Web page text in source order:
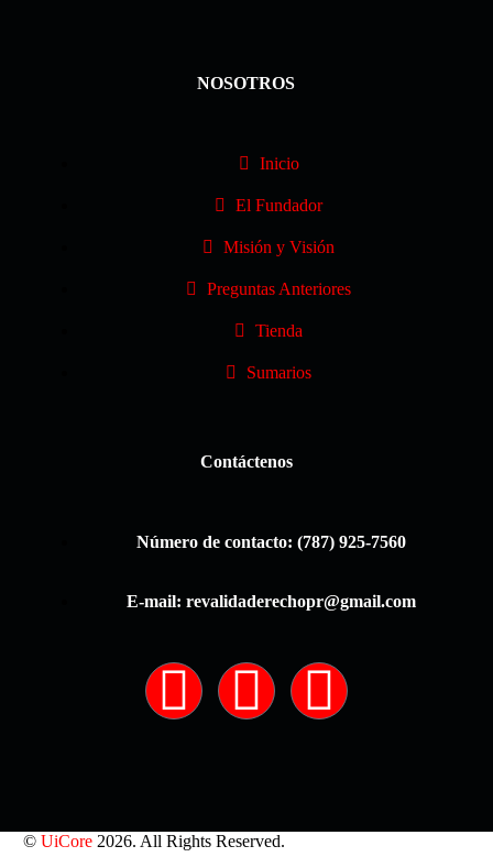
NOSOTROS
Inicio
El Fundador
Misión y Visión
Preguntas Anteriores
Tienda
Sumarios
Contáctenos
Número de contacto: (787) 925-7560
E-mail: revalidaderechopr@gmail.com
©UiCore 2026. All Rights Reserved.